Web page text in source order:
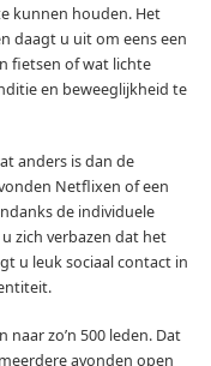
kunnen houden. Het
daagt u uit om eens een
fietsen of wat lichte
en beweeglijkheid te
anders is dan de
Netflixen of een
de individuele
zich verbazen dat het
u leuk sociaal contact in
zo’n 500 leden. Dat
avonden open